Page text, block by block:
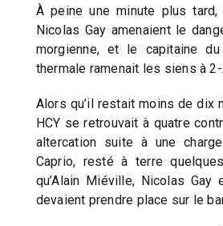
À peine une minute plus
Nicolas Gay amenaient le
morgienne, et le capitaine
thermale ramenait les siens à
Alors qu’il restait moins de dix
HCY se retrouvait à quatre
altercation suite à une
Caprio, resté à terre
qu’Alain Miéville, Nicolas
devaient prendre place sur le